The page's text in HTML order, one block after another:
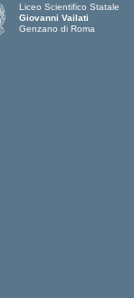
Liceo Scientifico Statale
Giovanni Vailati
Genzano di Roma